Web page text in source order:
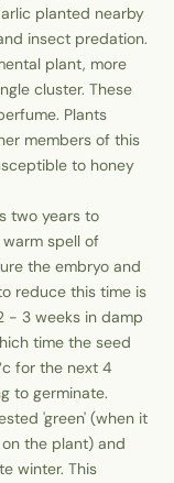
planted nearby
insect predation.
plant, more
cluster. These
Plants
members of this
to honey
two years to
spell of
the embryo and
reduce this time is
- 3 weeks in damp
time the seed
for the next 4
to germinate.
'green' (when it
the plant) and
winter. This